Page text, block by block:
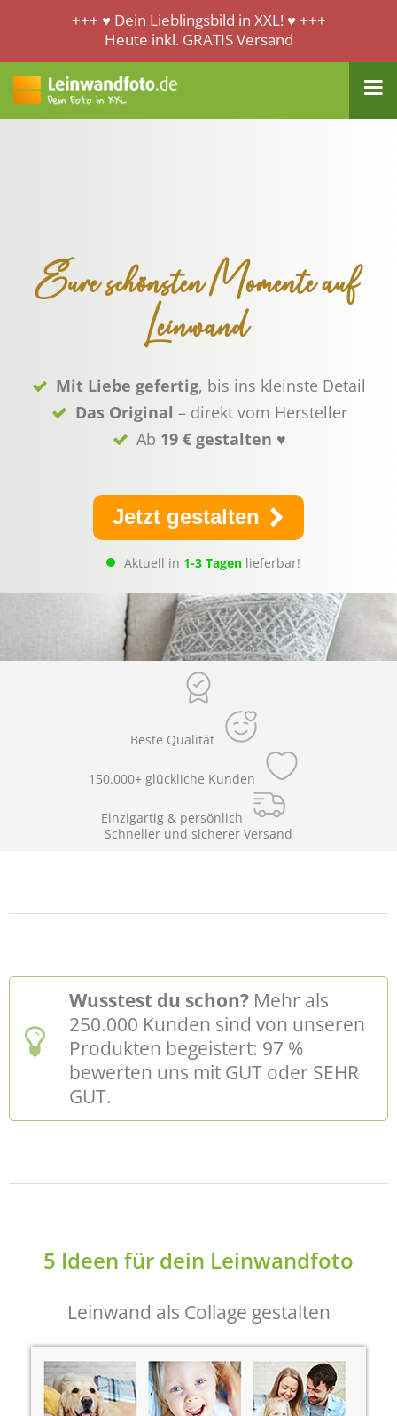
+++ ♥ Dein Lieblingsbild in XXL! ♥ +++
Heute inkl. GRATIS Versand
Eure schönsten Momente auf
Leinwand
Mit Liebe gefertig, bis ins kleinste Detail
Das Original – direkt vom Hersteller
Ab 19 € gestalten ♥
Jetzt gestalten
Aktuell in 1-3 Tagenlieferbar!
Beste Qualität
150.000+ glückliche Kunden
Einzigartig & persönlich
Schneller und sicherer Versand
Wusstest du schon? Mehr als
250.000 Kunden sind von unseren
Produkten begeistert: 97 %
bewerten uns mit GUT oder SEHR
GUT.
5 Ideen für dein Leinwandfoto
Leinwand als Collage gestalten